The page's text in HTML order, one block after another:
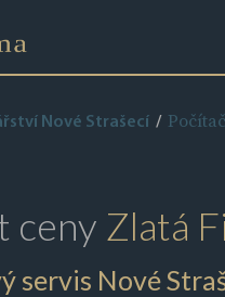
Nové Strašecí
ceny Zlatá
servis Nové